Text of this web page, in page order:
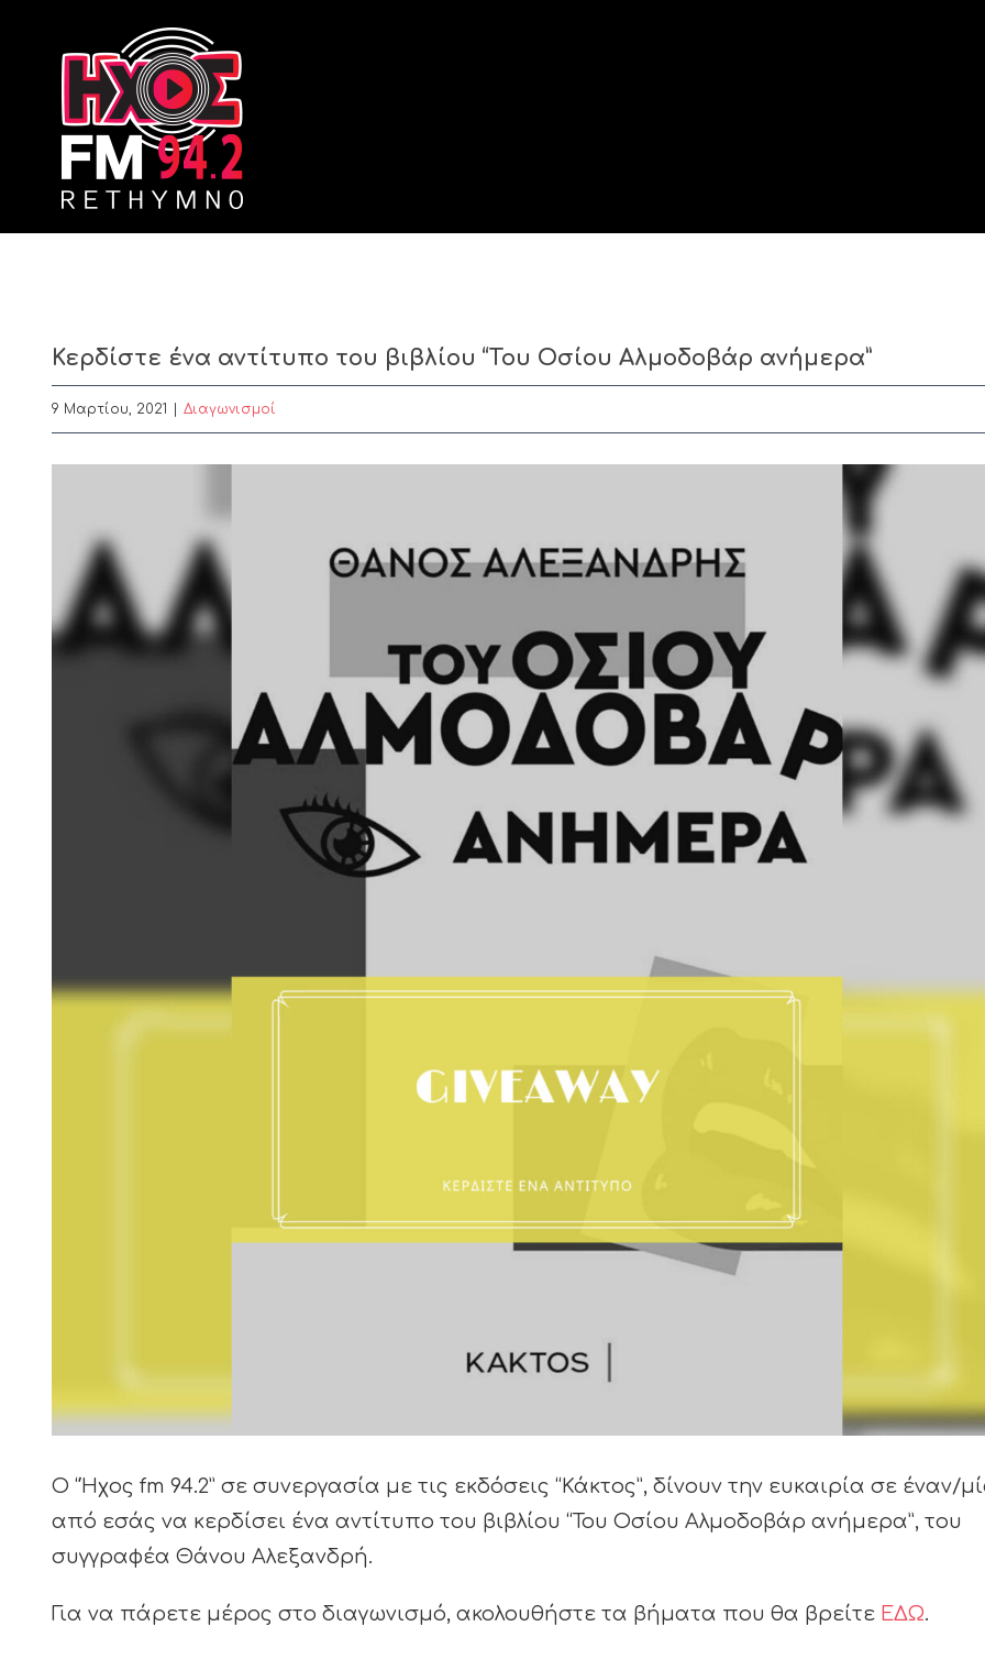
Κερδίστε ένα αντίτυπο του βιβλίου “Του Οσίου Αλμοδοβάρ ανήμερα”
9 Μαρτίου, 2021 Διαγωνισμοί
Image
Ο “Ήχος fm 94.2” σε συνεργασία με τις εκδόσεις “Κάκτος”, δίνουν την ευκαιρία σε έναν/
από εσάς να κερδίσει ένα αντίτυπο του βιβλίου “Του Οσίου Αλμοδοβάρ ανήμερα”, του
συγγραφέα Θάνου Αλεξανδρή.
Για να πάρετε μέρος στο διαγωνισμό, ακολουθήστε τα βήματα που θα βρείτε ΕΔΩ.